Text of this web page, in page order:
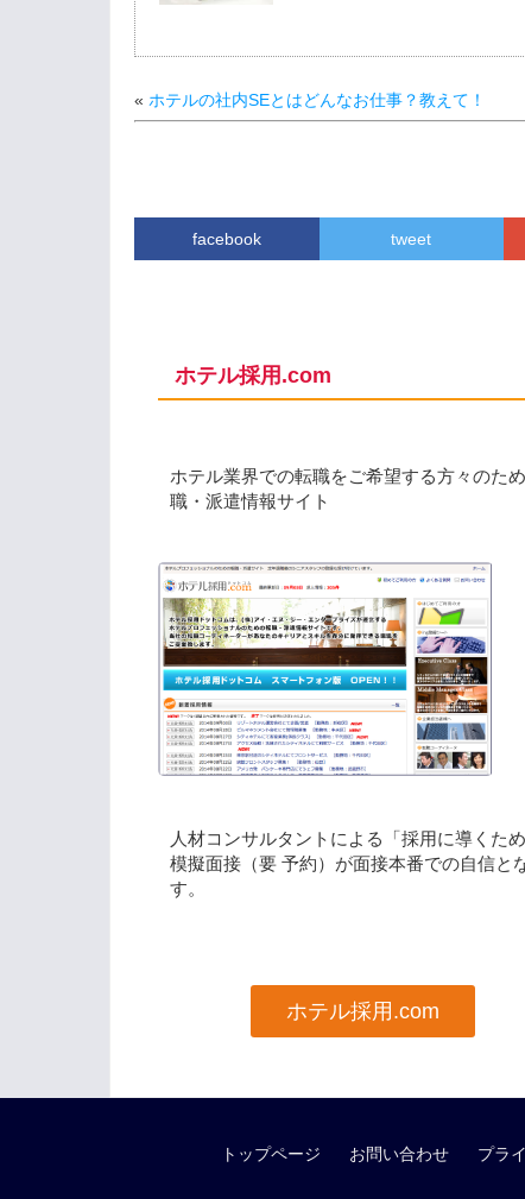
« ホテルの社内SEとはどんなお仕事？教えて！
facebook tweet
ホテル採用.com
ホテル業界での転職をご希望する方々のた
職・派遣情報サイト
人材コンサルタントによる「採用に導くため
模擬面接（要 予約）が面接本番での自信と
す。
ホテル採用.com
トップページ お問い合わせ プラ